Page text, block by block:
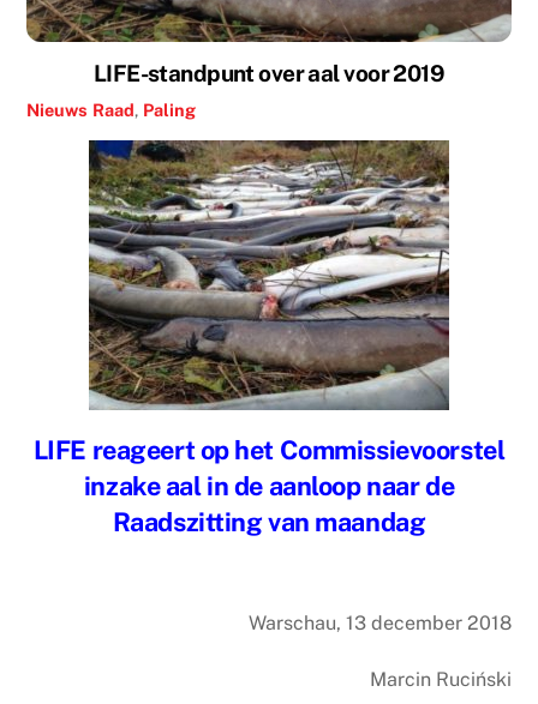
LIFE-standpunt over aal voor 2019
Nieuws Raad, Paling
LIFE reageert op het Commissievoorstel
inzake aal in de aanloop naar de
Raadszitting van maandag
Warschau, 13 december 2018
Marcin Ruciński